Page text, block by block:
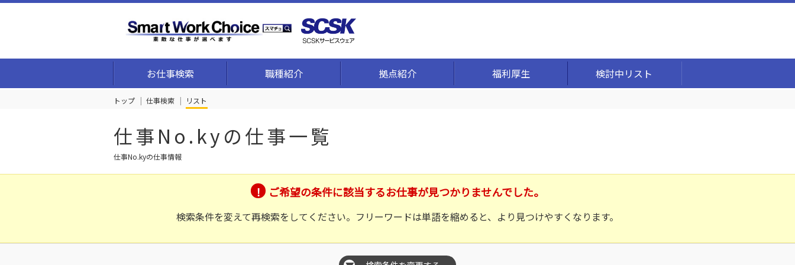
お仕事検索 職種紹介 拠点紹介 福利厚生 検討中リスト
トップ 仕事検索 リスト
仕事No.kyの仕事一覧
仕事No.kyの仕事情報
ご希望の条件に該当するお仕事が見つかりませんでした。
検索条件を変えて再検索をしてください。フリーワードは単語を縮めると、より見つけやすくなります。